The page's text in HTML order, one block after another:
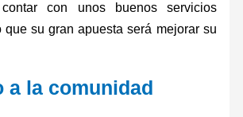
contar con unos buenos servicios
que su gran apuesta será mejorar su
a la comunidad